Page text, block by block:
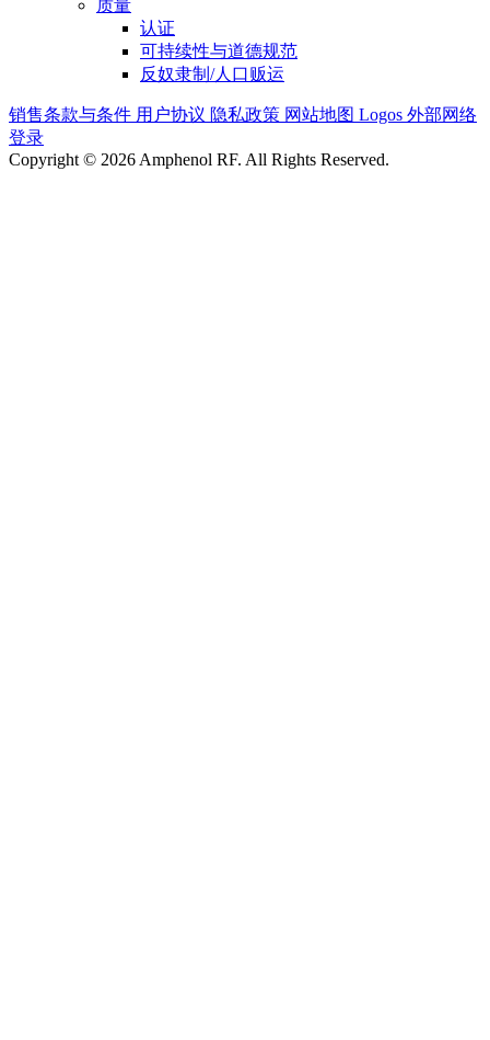
质量
认证
可持续性与道德规范
反奴隶制/人口贩运
销售条款与条件 用户协议 隐私政策 网站地图 Logos 外部网络
登录
Copyright © 2026 Amphenol RF. All Rights Reserved.